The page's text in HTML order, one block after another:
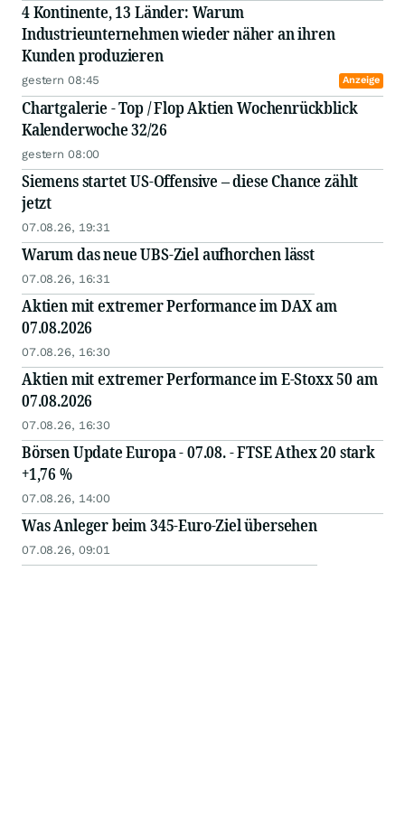
4 Kontinente, 13 Länder: Warum
Industrieunternehmen wieder näher an ihren
Kunden produzieren
gestern 08:45 Anzeige
Chartgalerie - Top / Flop Aktien Wochenrückblick
Kalenderwoche 32/26
gestern 08:00
Siemens startet US-Offensive – diese Chance zählt
jetzt
07.08.26, 19:31
Warum das neue UBS-Ziel aufhorchen lässt
07.08.26, 16:31
Aktien mit extremer Performance im DAX am
07.08.2026
07.08.26, 16:30
Aktien mit extremer Performance im E-Stoxx 50 am
07.08.2026
07.08.26, 16:30
Börsen Update Europa - 07.08. - FTSE Athex 20 stark
+1,76 %
07.08.26, 14:00
Was Anleger beim 345-Euro-Ziel übersehen
07.08.26, 09:01